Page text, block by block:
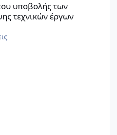
υποβολής των
τεχνικών έργων